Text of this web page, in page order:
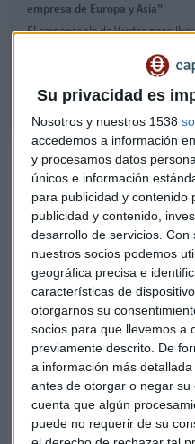
Su privacidad es
Nosotros y nuestros 1538
accedemos a información
y procesamos datos
únicos e información
para publicidad y contenido
publicidad y contenido,
desarrollo de servicios. Con
nuestros socios podemos
geográfica precisa e
características de
otorgarnos su
socios para que llevemos a
previamente descrito. De
a información más
antes de otorgar o negar su
cuenta que algún
puede no requerir de su
empresa de Europa y Asia"
El responsable de Ventas para
hay dejar de asociar a las
con el éxito empresarial y
¿Invertir más en bolsa
de noviembre? Ibercaja
Roberto Moro: "Hay que
americanos"
"Lo más sensato es prestar
valoraciones sino también al
las compañías" aseveran
Para Amiral, hay grandes
como lasfaangque “no
exageradosteniendo en
extraordinarios”.